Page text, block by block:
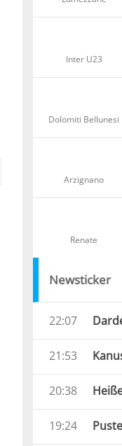
Inter U23
Dolomiti Bellunesi
Arzignano
Renate
Newsticker
22:07
21:53
20:38
19:24